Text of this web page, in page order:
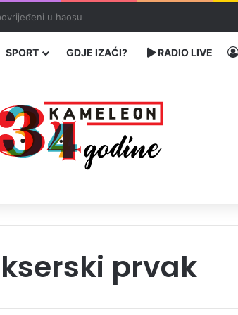
za Memorijalni centar Srebrenica
SPORT GDJE IZAĆI? RADIO LIVE
prvak